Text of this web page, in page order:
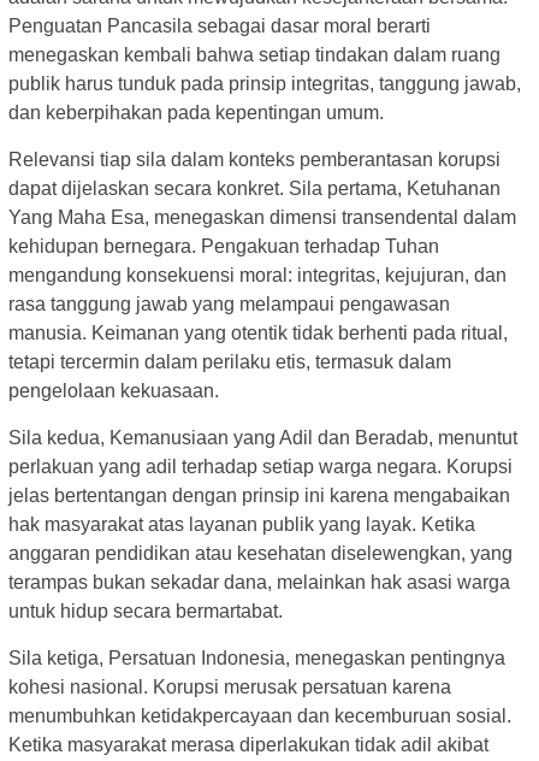
Penguatan Pancasila sebagai dasar moral berarti
menegaskan kembali bahwa setiap tindakan dalam ruang
publik harus tunduk pada prinsip integritas, tanggung jawab,
dan keberpihakan pada kepentingan umum.
Relevansi tiap sila dalam konteks pemberantasan korupsi
dapat dijelaskan secara konkret. Sila pertama, Ketuhanan
Yang Maha Esa, menegaskan dimensi transendental dalam
kehidupan bernegara. Pengakuan terhadap Tuhan
mengandung konsekuensi moral: integritas, kejujuran, dan
rasa tanggung jawab yang melampaui pengawasan
manusia. Keimanan yang otentik tidak berhenti pada ritual,
tetapi tercermin dalam perilaku etis, termasuk dalam
pengelolaan kekuasaan.
Sila kedua, Kemanusiaan yang Adil dan Beradab, menuntut
perlakuan yang adil terhadap setiap warga negara. Korupsi
jelas bertentangan dengan prinsip ini karena mengabaikan
hak masyarakat atas layanan publik yang layak. Ketika
anggaran pendidikan atau kesehatan diselewengkan, yang
terampas bukan sekadar dana, melainkan hak asasi warga
untuk hidup secara bermartabat.
Sila ketiga, Persatuan Indonesia, menegaskan pentingnya
kohesi nasional. Korupsi merusak persatuan karena
menumbuhkan ketidakpercayaan dan kecemburuan sosial.
Ketika masyarakat merasa diperlakukan tidak adil akibat